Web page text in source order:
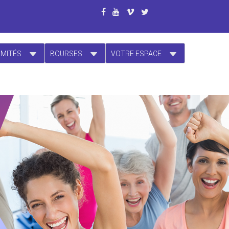
BOURSES VOTRE ESPACE